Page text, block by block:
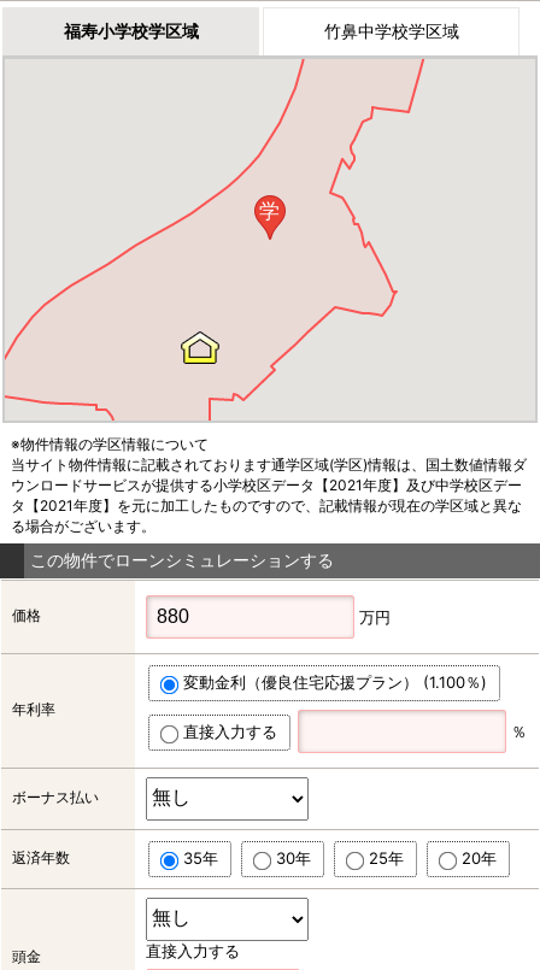
福寿小学校学区域 竹鼻中学校学区域
学
※物件情報の学区情報について
当サイト物件情報に記載されております通学区域(学区)情報は、国土数値情報ダ
ウンロードサービスが提供する小学校区データ【2021年度】及び中学校区デー
タ【2021年度】を元に加工したものですので、記載情報が現在の学区域と異な
る場合がございます。
この物件でローンシミュレーションする
価格 万円
年利率
変動金利（優良住宅応援プラン） (1.100％)
直接入力する ％
ボーナス払い
返済年数 35年 30年 25年 20年
頭金 直接入力する